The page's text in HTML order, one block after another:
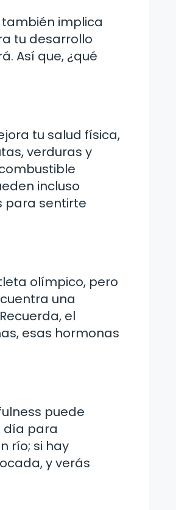
implica
tu desarrollo
Así que, ¿qué
tu salud física,
verduras y
incluso
para sentirte
olímpico, pero
una
el
esas hormonas
puede
día para
río; si hay
y verás